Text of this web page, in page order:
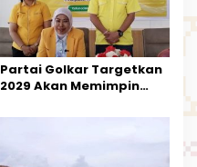
Partai Golkar Targetkan
2029 Akan Memimpin